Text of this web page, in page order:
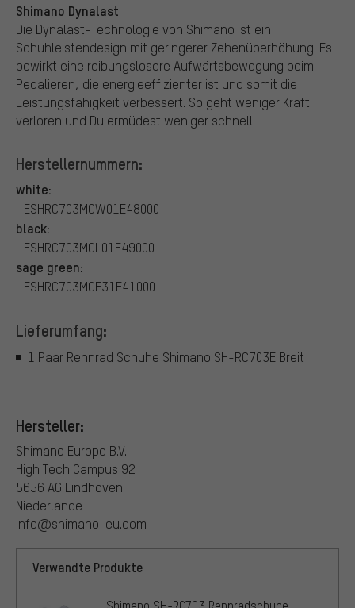
Shimano Dynalast
Die Dynalast-Technologie von Shimano ist ein
Schuhleistendesign mit geringerer Zehenüberhöhung. Es
bewirkt eine reibungslosere Aufwärtsbewegung beim
Pedalieren, die energieeffizienter ist und somit die
Leistungsfähigkeit verbessert. So geht weniger Kraft
verloren und Du ermüdest weniger schnell.
Herstellernummern:
white:
ESHRC703MCW01E48000
black:
ESHRC703MCL01E49000
sage green:
ESHRC703MCE31E41000
Lieferumfang:
1 Paar Rennrad Schuhe Shimano SH-RC703E Breit
Hersteller:
Shimano Europe B.V.
High Tech Campus 92
5656 AG Eindhoven
Niederlande
info@shimano-eu.com
Verwandte Produkte